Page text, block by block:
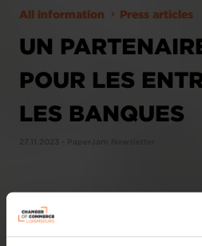
All information Press articles
UN
POUR LES
LES BANQUES